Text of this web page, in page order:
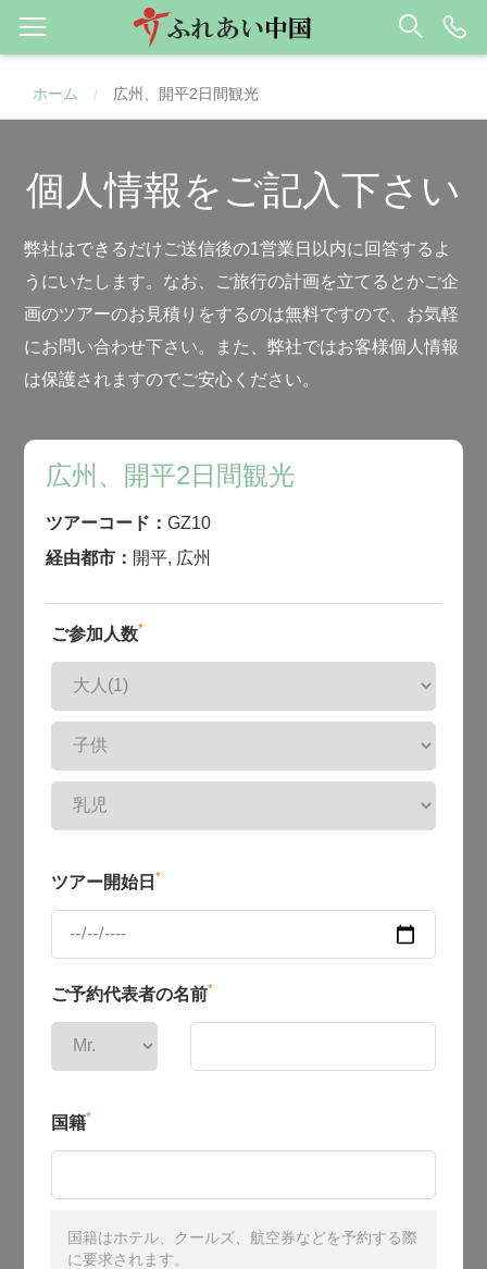
ホーム / 広州、開平2日間観光
個人情報をご記入下さい
弊社はできるだけご送信後の1営業日以内に回答するよ
うにいたします。なお、ご旅行の計画を立てるとかご企
画のツアーのお見積りをするのは無料ですので、お気軽
にお問い合わせ下さい。また、弊社ではお客様個人情報
は保護されますのでご安心ください。
広州、開平2日間観光
ツアーコード：GZ10
経由都市： 開平, 広州
ご参加人数*
ツアー開始日 *
ご予約代表者の名前*
国籍*
国籍はホテル、クールズ、航空券などを予約する際
に要求されます。